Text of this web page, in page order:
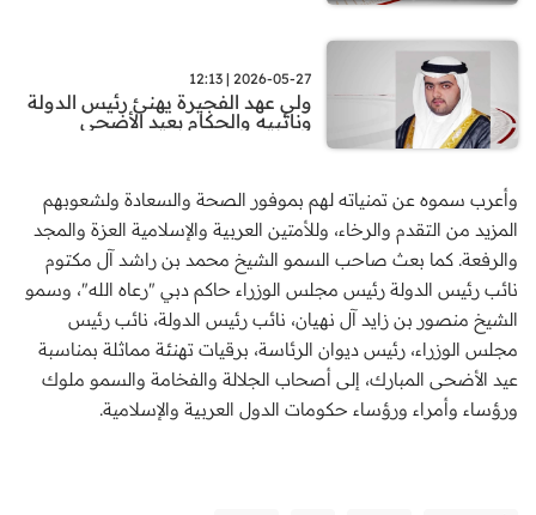
2026-05-27 | 12:13
ولي عهد الفجيرة يهنئ رئيس الدولة
ونائبيه والحكام بعيد الأضحى
وأعرب سموه عن تمنياته لهم بموفور الصحة والسعادة ولشعوبهم
المزيد من التقدم والرخاء، وللأمتين العربية والإسلامية العزة والمجد
والرفعة. كما بعث صاحب السمو الشيخ محمد بن راشد آل مكتوم
نائب رئيس الدولة رئيس مجلس الوزراء حاكم دبي "رعاه الله"، وسمو
الشيخ منصور بن زايد آل نهيان، نائب رئيس الدولة، نائب رئيس
مجلس الوزراء، رئيس ديوان الرئاسة، برقيات تهنئة مماثلة بمناسبة
عيد الأضحى المبارك، إلى أصحاب الجلالة والفخامة والسمو ملوك
ورؤساء وأمراء ورؤساء حكومات الدول العربية والإسلامية.